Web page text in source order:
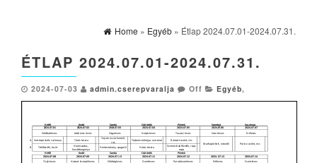
Home » Egyéb » Étlap 2024.07.01-2024.07.31.
ÉTLAP 2024.07.01-2024.07.31.
2024-07-03 admin.cserepvaralja Off Egyéb,